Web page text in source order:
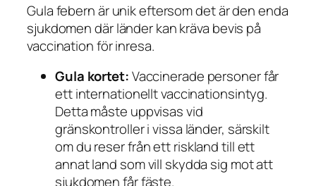
Gula febern är unik eftersom det är den enda
sjukdomen där länder kan kräva bevis på
vaccination för inresa.
Gula kortet:Vaccinerade personer får
ett internationellt vaccinationsintyg.
Detta måste uppvisas vid
gränskontroller i vissa länder, särskilt
om du reserfrånett riskland till ett
annat land som vill skydda sig mot att
sjukdomen får fäste.